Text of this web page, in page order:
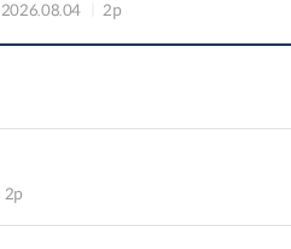
2026.08.04 2p
2p